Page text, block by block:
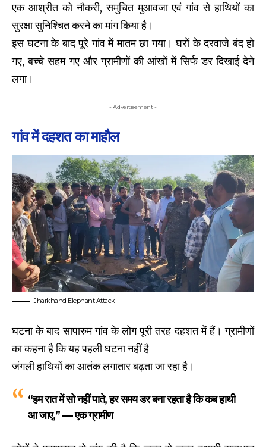
एक आश्रीत को नौकरी, समुचित मुआवजा एवं गांव से हाथियों का
सुरक्षा सुनिश्चित करने का मांग किया है।
इस घटना के बाद पूरे गांव में मातम छा गया। घरों के दरवाजे बंद हो
गए, बच्चे सहम गए और ग्रामीणों की आंखों में सिर्फ डर दिखाई देने
लगा।
- Advertisement -
गांव में दहशत का माहौल
Jharkhand Elephant Attack
घटना के बाद सापारुम गांव के लोग पूरी तरह दहशत में हैं। ग्रामीणों
का कहना है कि यह पहली घटना नहीं है—
जंगली हाथियों का आतंक लगातार बढ़ता जा रहा है।
“हम रात में सो नहीं पाते, हर समय डर बना रहता है कि कब हाथी
आ जाए,” — एक ग्रामीण